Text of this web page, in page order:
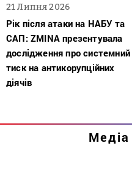
21 Липня 2026
Рік після атаки на НАБУ та
САП: ZMINA презентувала
дослідження про системний
тиск на антикорупційних
діячів